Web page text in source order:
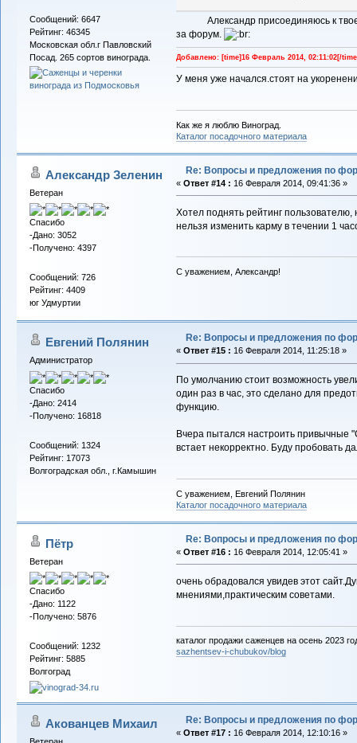
Сообщений: 6647
Рейтинг: 46345
Московская обл.г Павловский
Посад. 265 сортов винограда.
Александр присоединяюсь к
за форум.
Добавлено: [time]16 Февраль 2014, 02:11:02[/
У меня уже начался.стоят на
Как же я люблю Виноград.
Каталог посадочного материала
Александр Зеленин
Ветеран
Спасибо
-Дано: 3052
-Получено: 4397
Сообщений: 726
Рейтинг: 4409
юг Удмуртии
Re: Вопросы и предложения по
« Ответ #14 : 16 Февраля 2014, 09:41:36 »
Хотел поднять рейтинг пользователю,
нельзя изменить карму в течении 1
С уважением, Александр!
Евгений Полянин
Администратор
Спасибо
-Дано: 2414
-Получено: 16818
Сообщений: 1324
Рейтинг: 17073
Волгоградская обл., г.Камышин
Re: Вопросы и предложения по
« Ответ #15 : 16 Февраля 2014, 11:25:18 »
По умолчанию стоит возможность
один раз в час, это сделано для
функцию.
Вчера пытался настроить привычные
встает некорректно. Буду пробовать
С уважением, Евгений Полянин
Каталог посадочного материала
Пётр
Ветеран
Спасибо
-Дано: 1122
-Получено: 5876
Сообщений: 1232
Рейтинг: 5885
Волгоград
Re: Вопросы и предложения по
« Ответ #16 : 16 Февраля 2014, 12:05:41 »
очень обрадовался увидев этот
мнениями,практическим советами.
каталог продажи саженцев на осень 2023
sazhentsev-i-chubukov/blog
Акованцев Михаил Re: Вопросы и предложения по
« Ответ #17 : 16 Февраля 2014, 12:10:16 »